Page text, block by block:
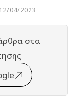
12/04/2023
στα